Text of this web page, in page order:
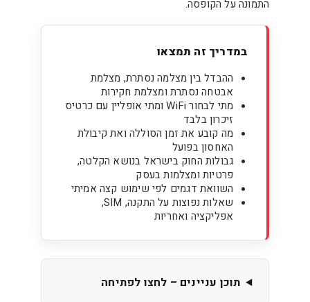
התמונה על הקופסה.
במדריך זה תמצאו
ההבדל בין מצלמה נסתרת, מצלמת
אבטחה נסתרת ומצלמת חקירות
מתי לבחור WiFi ומתי אופליין עם כרטיס
זיכרון בלבד
מה קובע את זמן הסוללה ואת קיבולת
האחסון בפועל
גבולות החוק בישראל בנושא הקלטה,
פרטיות ומצלמות בעסק
השוואת דגמים לפי שימוש קצה אמיתי
שאלות נפוצות על התקנה, SIM,
אפליקציה ואחריות
תוכן עניינים – לחצו לפתיחה